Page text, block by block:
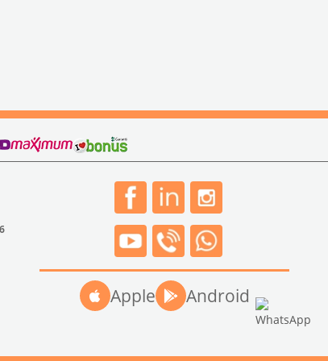
Apple Android